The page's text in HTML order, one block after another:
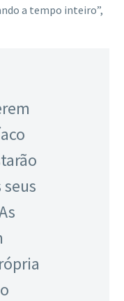
a tempo inteiro”,